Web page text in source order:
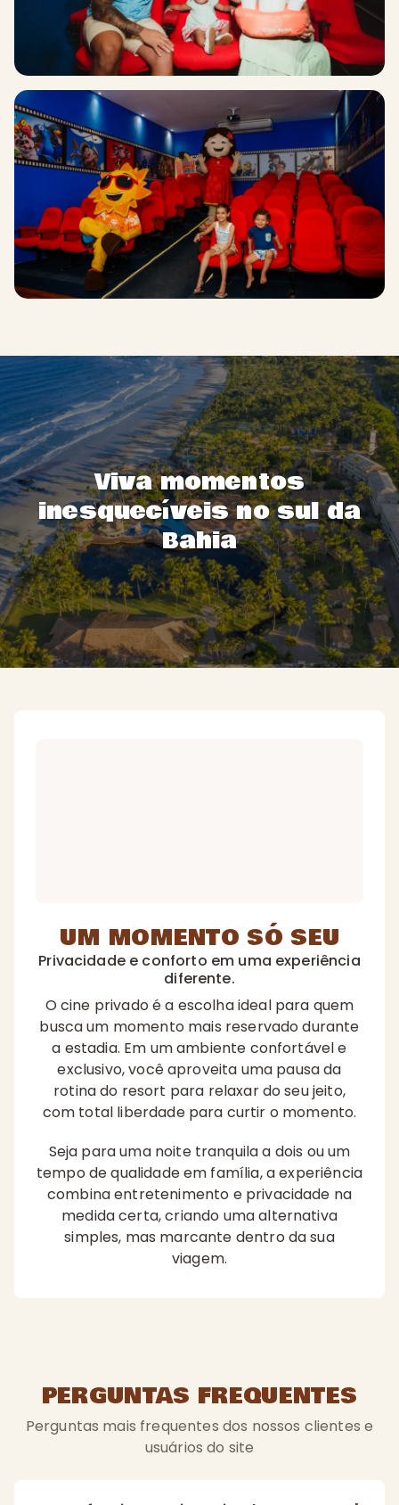
Viva momentos
inesquecíveis no sul da
Bahia
UM MOMENTO SÓ SEU
Privacidade e conforto em uma experiência
diferente.
O cine privado é a escolha ideal para quem
busca um momento mais reservado durante
a estadia. Em um ambiente confortável e
exclusivo, você aproveita uma pausa da
rotina do resort para relaxar do seu jeito,
com total liberdade para curtir o momento.
Seja para uma noite tranquila a dois ou um
tempo de qualidade em família, a experiência
combina entretenimento e privacidade na
medida certa, criando uma alternativa
simples, mas marcante dentro da sua
viagem.
PERGUNTAS FREQUENTES
Perguntas mais frequentes dos nossos clientes e
usuários do site